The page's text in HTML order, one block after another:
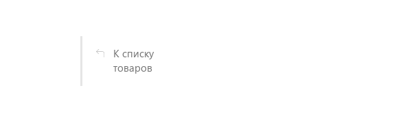
К списку
товаров